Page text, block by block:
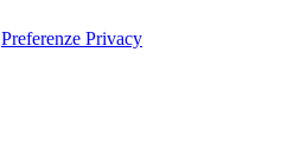
Preferenze Privacy